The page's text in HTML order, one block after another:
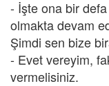
- İşte ona bir
olmakta devam
Şimdi sen bize
- Evet vereyim,
vermelisiniz.